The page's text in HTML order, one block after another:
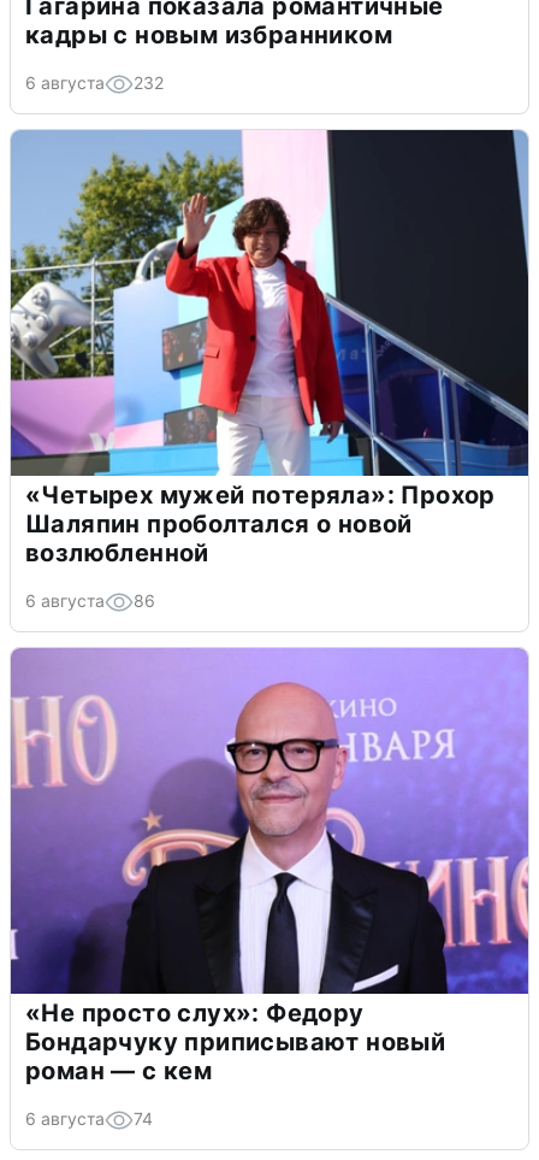
Гагарина показала романтичные
кадры с новым избранником
6 августа 232
«Четырех мужей потеряла»: Прохор
Шаляпин проболтался о новой
возлюбленной
6 августа 86
«Не просто слух»: Федору
Бондарчуку приписывают новый
роман — с кем
6 августа 74